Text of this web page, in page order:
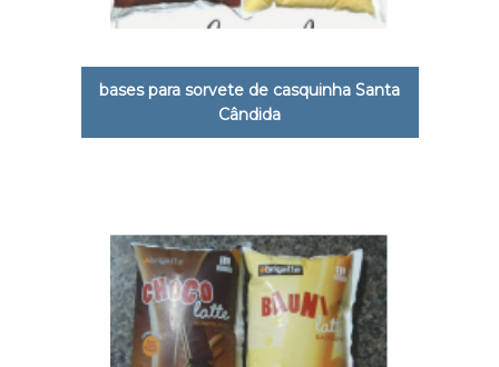
bases para sorvete de casquinha Santa
Cândida